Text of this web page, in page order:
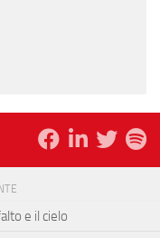
e il cielo